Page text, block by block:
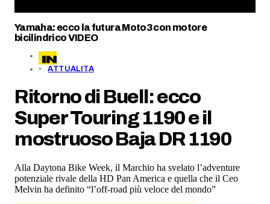
Yamaha: ecco la futura Moto3 con motore
bicilindrico VIDEO
ATTUALITA
Ritorno di Buell: ecco
Super Touring 1190 e il
mostruoso Baja DR 1190
Alla Daytona Bike Week, il Marchio ha svelato l’adventure
potenziale rivale della HD Pan America e quella che il Ceo
Melvin ha definito “l’off-road più veloce del mondo”